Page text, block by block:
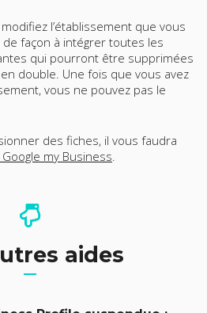
modifiez l’établissement que vous
façon à intégrer toutes les
qui pourront être supprimées
double. Une fois que vous avez
vous ne pouvez pas le
des fiches, il vous faudra
my Business
aides